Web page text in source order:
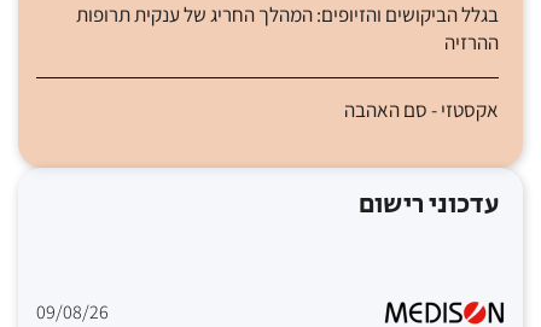
בגלל הביקושים והזיופים: המהלך החריג של ענקית תרופות
ההרזיה
אקסטזי - סם האהבה
עדכוני רישום
09/08/26